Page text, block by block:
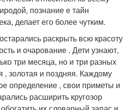
познание е тайн
делает его более чутким.
раскрыть всю красоту
и очарование . Дети узнают,
три месяца, но и три разных
, золотая и поздняя. Каждому
определение , свои приметы и
расширить кругозор